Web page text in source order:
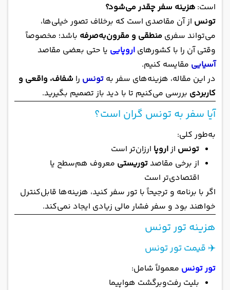
است: هزینه سفر چقدر می‌شود؟
تونس از آن مقاصدی است که برخلاف تصور خیلی‌ها،
می‌تواند سفری منطقی و مقرون‌به‌صرفه باشد؛ مخصوصاً
وقتی آن را با کشورهای اروپایی یا حتی بعضی مقاصد
آسیایی مقایسه کنیم.
در این مقاله، هزینه‌های سفر به تونس را شفاف، واقعی و
کاربردی بررسی می‌کنیم تا با دید باز تصمیم بگیرید.
آیا سفر به تونس گران است؟
به‌طور کلی:
تونس ازاروپا ارزان‌تر است
از برخی مقاصدتوریستی معروف هم‌سطح یا
اقتصادی‌تر است
اگر با برنامه و ترجیحاً با تور سفر کنید، هزینه‌ها قابل‌کنترل
خواهند بود و سفر فشار مالی زیادی ایجاد نمی‌کند.
هزینه تور تونس
✈️ قیمت تور تونس
تور تونس معمولاً شامل:
بلیت رفت‌وبرگشت هواپیما